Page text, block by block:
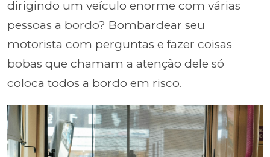
dirigindo um veículo enorme com várias
pessoas a bordo? Bombardear seu
motorista com perguntas e fazer coisas
bobas que chamam a atenção dele só
coloca todos a bordo em risco.